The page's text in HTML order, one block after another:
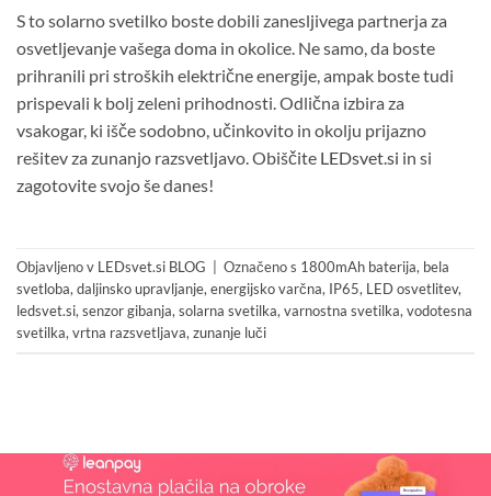
S to solarno svetilko boste dobili zanesljivega partnerja za
osvetljevanje vašega doma in okolice. Ne samo, da boste
prihranili pri stroških električne energije, ampak boste tudi
prispevali k bolj zeleni prihodnosti. Odlična izbira za
vsakogar, ki išče sodobno, učinkovito in okolju prijazno
rešitev za zunanjo razsvetljavo. Obiščite LEDsvet.si in si
zagotovite svojo še danes!
Objavljeno v LEDsvet.si BLOG Označeno s 1800mAh baterija, bela
svetloba,daljinsko upravljanje,energijsko varčna, IP65, LED osvetlitev,
ledsvet.si,senzor gibanja,solarna svetilka,varnostna svetilka,vodotesna
svetilka,vrtna razsvetljava,zunanje luči